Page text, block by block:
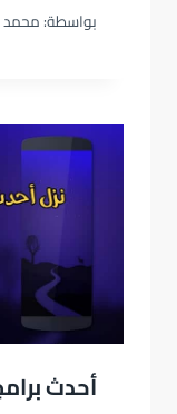
بواسطة:محمد
أحدث